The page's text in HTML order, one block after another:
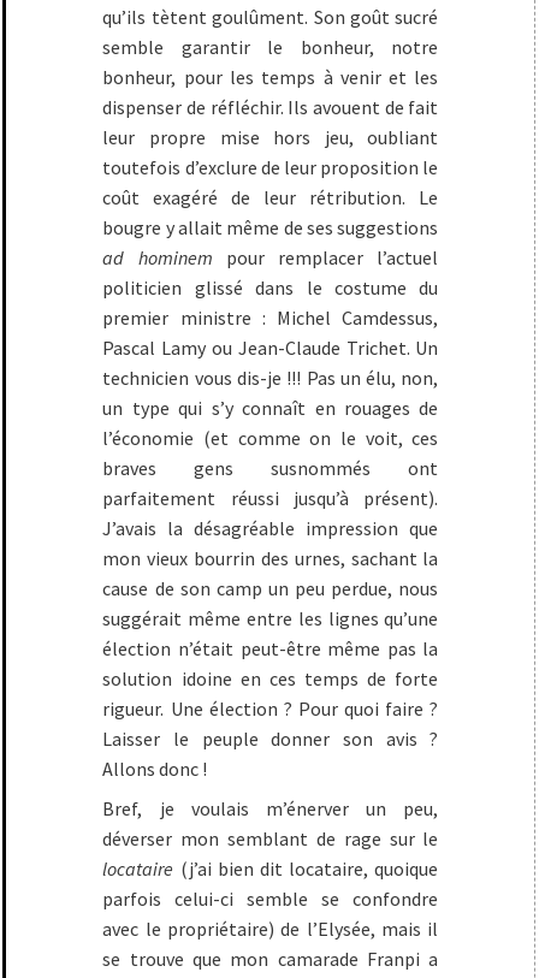
qu’ils tètent goulûment. Son goût sucré
semble garantir le bonheur, notre
bonheur, pour les temps à venir et les
dispenser de réfléchir. Ils avouent de fait
leur propre mise hors jeu, oubliant
toutefois d’exclure de leur proposition le
coût exagéré de leur rétribution. Le
bougre y allait même de ses suggestions
ad hominem pour remplacer l’actuel
politicien glissé dans le costume du
premier ministre : Michel Camdessus,
Pascal Lamy ou Jean-Claude Trichet. Un
technicien vous dis-je !!! Pas un élu, non,
un type qui s’y connaît en rouages de
l’économie (et comme on le voit, ces
braves gens susnommés ont
parfaitement réussi jusqu’à présent).
J’avais la désagréable impression que
mon vieux bourrin des urnes, sachant la
cause de son camp un peu perdue, nous
suggérait même entre les lignes qu’une
élection n’était peut-être même pas la
solution idoine en ces temps de forte
rigueur. Une élection ? Pour quoi faire ?
Laisser le peuple donner son avis ?
Allons donc !
Bref, je voulais m’énerver un peu,
déverser mon semblant de rage sur le
locataire (j’ai bien dit locataire, quoique
parfois celui-ci semble se confondre
avec le propriétaire) de l’Elysée, mais il
se trouve que mon camarade Franpi a